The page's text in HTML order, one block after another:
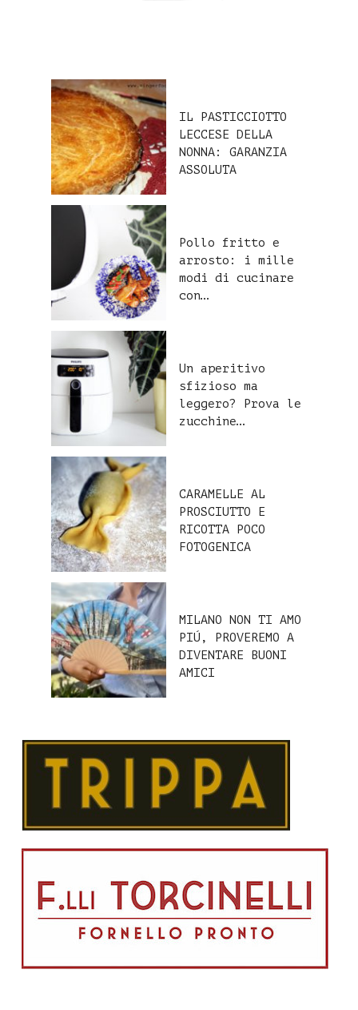
IL PASTICCIOTTO
LECCESE DELLA
NONNA: GARANZIA
ASSOLUTA
Pollo fritto e
arrosto: i mille
modi di cucinare
con…
Un aperitivo
sfizioso ma
leggero? Prova le
zucchine…
CARAMELLE AL
PROSCIUTTO E
RICOTTA POCO
FOTOGENICA
MILANO NON TI AMO
PIÚ, PROVEREMO A
DIVENTARE BUONI
AMICI